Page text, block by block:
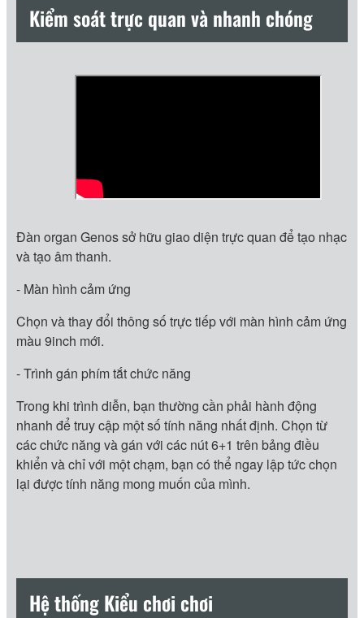
Kiểm soát trực quan và nhanh chóng
Đàn organ Genos sở hữu giao diện trực quan để tạo nhạc
và tạo âm thanh.
- Màn hình cảm ứng
Chọn và thay đổi thông số trực tiếp với màn hình cảm ứng
màu 9inch mới.
- Trình gán phím tắt chức năng
Trong khi trình diễn, bạn thường cần phải hành động
nhanh để truy cập một số tính năng nhất định. Chọn từ
các chức năng và gán với các nút 6+1 trên bảng điều
khiển và chỉ với một chạm, bạn có thể ngay lập tức chọn
lại được tính năng mong muốn của mình.
Hệ thống Kiểu chơi chơi